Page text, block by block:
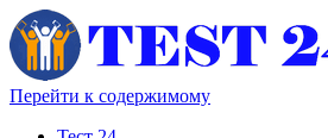
Перейти к содержимому